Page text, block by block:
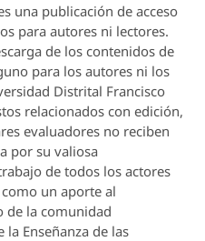
una publicación de acceso
para autores ni lectores.
de los contenidos de
para los autores ni los
Distrital Francisco
relacionados con edición,
evaluadores no reciben
por su valiosa
de todos los actores
un aporte al
de la comunidad
Enseñanza de las